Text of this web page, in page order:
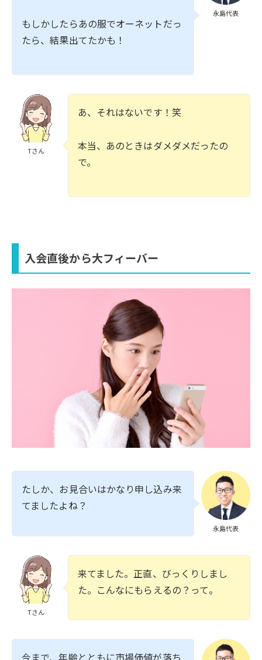
永島代表
もしかしたらあの服でオーネットだっ
たら、結果出てたかも！
Tさん
あ、それはないです！笑
本当、あのときはダメダメだったの
で。
入会直後から大フィーバー
永島代表
たしか、お見合いはかなり申し込み来
てましたよね？
Tさん
来てました。正直、びっくりしまし
た。こんなにもらえるの？って。
今まで、年齢とともに市場価値が落ち